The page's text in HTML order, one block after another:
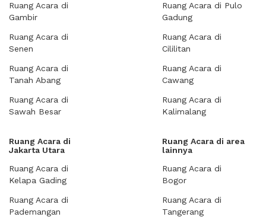
Ruang Acara di
Gambir
Ruang Acara di
Senen
Ruang Acara di
Tanah Abang
Ruang Acara di
Sawah Besar
Ruang Acara di Pulo
Gadung
Ruang Acara di
Cililitan
Ruang Acara di
Cawang
Ruang Acara di
Kalimalang
Ruang Acara di
Jakarta Utara
Ruang Acara di
Kelapa Gading
Ruang Acara di
Pademangan
Ruang Acara di area
lainnya
Ruang Acara di
Bogor
Ruang Acara di
Tangerang